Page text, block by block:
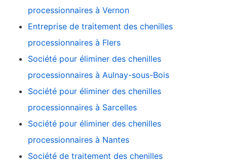
processionnaires à Vernon
Entreprise de traitement des chenilles
processionnaires à Flers
Société pour éliminer des chenilles
processionnaires à Aulnay-sous-Bois
Société pour éliminer des chenilles
processionnaires à Sarcelles
Société pour éliminer des chenilles
processionnaires à Nantes
Société de traitement des chenilles